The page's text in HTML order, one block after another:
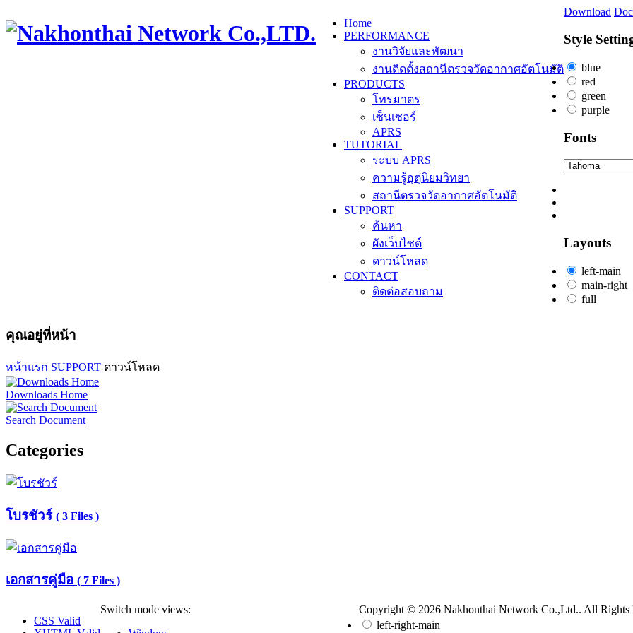
Home
PERFORMANCE
งานวิจัยและพัฒนา
งานติดตั้งสถานีตรวจวัดอากาศอัตโนมัติ
PRODUCTS
โทรมาตร
เซ็นเซอร์
APRS
TUTORIAL
ระบบ APRS
ความรู้อุตุนิยมวิทยา
สถานีตรวจวัดอากาศอัตโนมัติ
SUPPORT
ค้นหา
ผังเว็บไซต์
ดาวน์โหลด
CONTACT
ติดต่อสอบถาม
คุณอยู่ที่หน้า
หน้าแรก SUPPORT ดาวน์โหลด
Downloads Home
Search Document
Categories
โบรชัวร์ ( 3 Files )
เอกสารคู่มือ ( 7 Files )
CSS Valid
Switch mode views:
Copyright © 2026 Nakhonthai Network Co.,Ltd.. All Rights
Download
Style
blue
red
green
purple
Fonts
Layouts
left-main
main-right
full
left-right-main